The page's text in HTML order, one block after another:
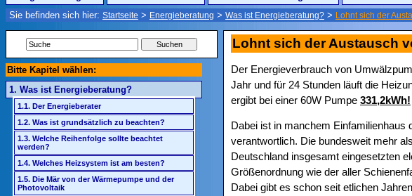
Sie befinden sich hier: Startseite > Energieberatung > Was ist Energieberatung? > Lohnt sich der
Bitte Kapitel wählen:
1. Was ist Energieberatung?
1.1. Der Energieberater
1.2. Was ist grundsätzlich zu beachten?
1.3. Welche Reihenfolge sollte beachtet
werden?
1.4. Welches Heizsystem ist am besten?
1.5. Die Mär von der Wärmepumpe und der
Photovoltaik
Lohnt sich der Austausch
Der Energieverbrauch von
Jahr und für 24 Stunden läuft die
ergibt bei einer 60W Pumpe 331,2kWh!
Dabei ist in manchem
verantwortlich. Die bundesweit mehr
Deutschland insgesamt eingesetzten
Größenordnung wie der aller
Dabei gibt es schon seit etlichen